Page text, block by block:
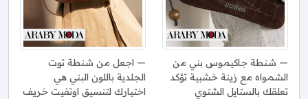
شنطة جاكيموس بني من
الشمواه مع زينة خشبية تؤكد
تعلقك بالستايل الشتوي
اجعل من شنطة توت
الجلدية باللون البني هي
اختيارك لتنسيق اوتفيت خريف